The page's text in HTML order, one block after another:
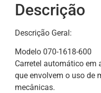
Descrição
Descrição Geral:
Modelo 070-1618-600
Carretel automático em
que envolvem o uso de
mecânicas.